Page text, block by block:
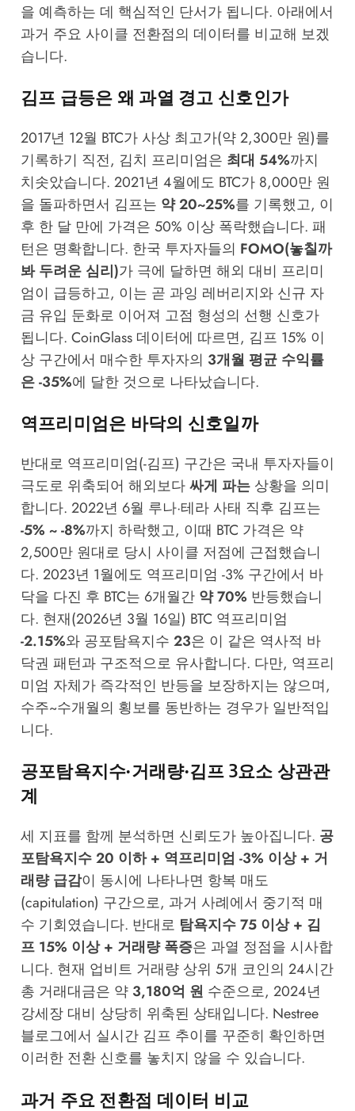
을 예측하는 데 핵심적인 단서가 됩니다. 아래에서
과거 주요 사이클 전환점의 데이터를 비교해 보겠
습니다.
김프 급등은 왜 과열 경고 신호인가
2017년 12월 BTC가 사상 최고가(약 2,300만 원)를
기록하기 직전, 김치 프리미엄은 최대 54%까지
치솟았습니다. 2021년 4월에도 BTC가 8,000만 원
을 돌파하면서 김프는 약 20~25%를 기록했고, 이
후 한 달 만에 가격은 50% 이상 폭락했습니다. 패
턴은 명확합니다. 한국 투자자들의 FOMO(놓칠까
봐 두려운 심리)가 극에 달하면 해외 대비 프리미
엄이 급등하고, 이는 곧 과잉 레버리지와 신규 자
금 유입 둔화로 이어져 고점 형성의 선행 신호가
됩니다. CoinGlass데이터에 따르면, 김프 15% 이
상 구간에서 매수한 투자자의 3개월 평균 수익률
은 -35%에 달한 것으로 나타났습니다.
역프리미엄은 바닥의 신호일까
반대로 역프리미엄(-김프) 구간은 국내 투자자들이
극도로 위축되어 해외보다싸게 파는상황을 의미
합니다. 2022년 6월 루나·테라 사태 직후 김프는
-5% ~ -8%까지 하락했고, 이때 BTC 가격은 약
2,500만 원대로 당시 사이클 저점에 근접했습니
다. 2023년 1월에도 역프리미엄 -3% 구간에서 바
닥을 다진 후 BTC는 6개월간 약 70% 반등했습니
다. 현재(2026년 3월 16일) BTC 역프리미엄
-2.15%와 공포탐욕지수 23은 이 같은 역사적 바
닥권 패턴과 구조적으로 유사합니다. 다만, 역프리
미엄 자체가 즉각적인 반등을 보장하지는 않으며,
수주~수개월의 횡보를 동반하는 경우가 일반적입
니다.
공포탐욕지수·거래량·김프 3요소 상관관
계
세 지표를 함께 분석하면 신뢰도가 높아집니다. 공
포탐욕지수 20 이하 + 역프리미엄 -3% 이상 + 거
래량 급감이 동시에 나타나면 항복 매도
(capitulation) 구간으로, 과거 사례에서 중기적 매
수 기회였습니다. 반대로 탐욕지수 75 이상 + 김
프 15% 이상 + 거래량 폭증은 과열 정점을 시사합
니다. 현재 업비트 거래량 상위 5개 코인의 24시간
총 거래대금은 약 3,180억 원 수준으로, 2024년
강세장 대비 상당히 위축된 상태입니다. Nestree
블로그에서 실시간 김프 추이를 꾸준히 확인하면
이러한 전환 신호를 놓치지 않을 수 있습니다.
과거 주요 전환점 데이터 비교